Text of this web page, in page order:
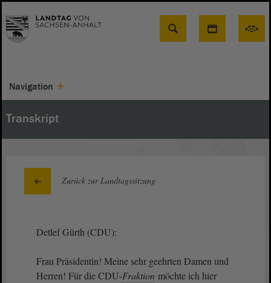
Suche
Navigation
Transkript
Zurück zur Landtagssitzung
Detlef Gürth (CDU):
Frau Präsidentin! Meine sehr geehrten Damen und
Herren! Für die CDU-Fraktion möchte ich hier